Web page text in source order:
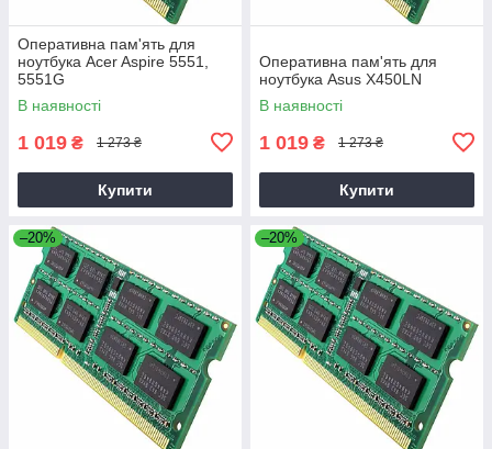
Оперативна пам'ять для
ноутбука Acer Aspire 5551,
5551G
В наявності
1 019 ₴ 1 273 ₴
Купити
Оперативна пам'ять для
ноутбука Asus X450LN
В наявності
1 019 ₴ 1 273 ₴
Купити
–20% –20%